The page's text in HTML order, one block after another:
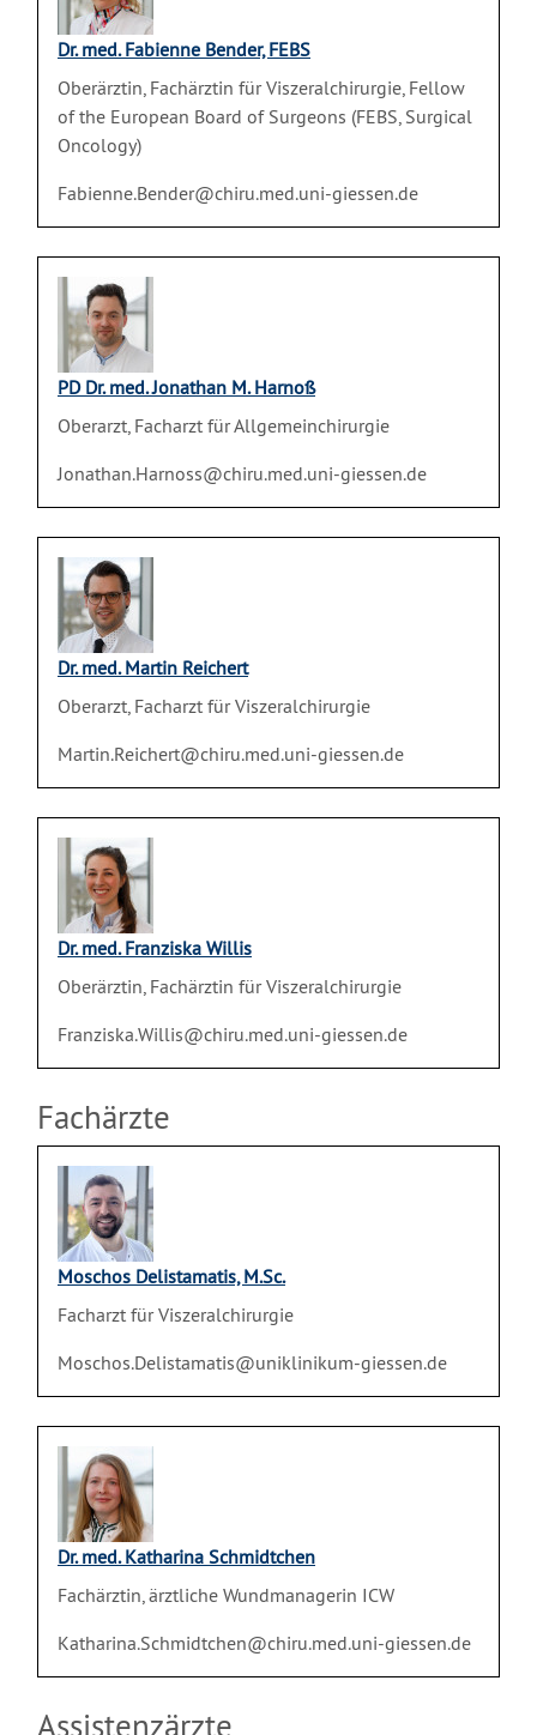
Dr. med. Fabienne Bender, FEBS
Oberärztin, Fachärztin für Viszeralchirurgie, Fellow
of the European Board of Surgeons (FEBS, Surgical
Oncology)
Fabienne.Bender@chiru.med.uni-giessen.de
PD Dr. med. Jonathan M. Harnoß
Oberarzt, Facharzt für Allgemeinchirurgie
Jonathan.Harnoss@chiru.med.uni-giessen.de
Dr. med. Martin Reichert
Oberarzt, Facharzt für Viszeralchirurgie
Martin.Reichert@chiru.med.uni-giessen.de
Dr. med. Franziska Willis
Oberärztin, Fachärztin für Viszeralchirurgie
Franziska.Willis@chiru.med.uni-giessen.de
Fachärzte
Moschos Delistamatis, M.Sc.
Facharzt für Viszeralchirurgie
Moschos.Delistamatis@uniklinikum-giessen.de
Dr. med. Katharina Schmidtchen
Fachärztin, ärztliche Wundmanagerin ICW
Katharina.Schmidtchen@chiru.med.uni-giessen.de
Assistenzärzte